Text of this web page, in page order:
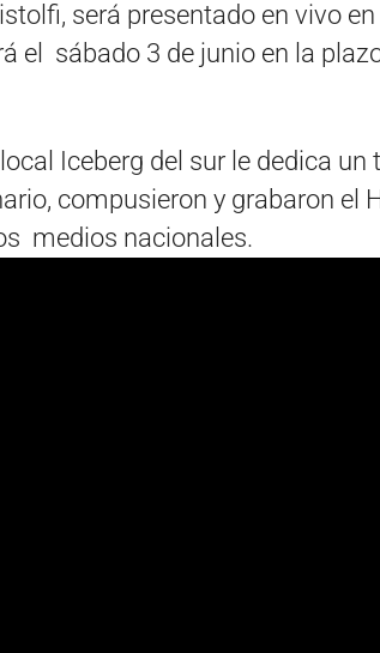
será presentado en vivo en
el sábado 3 de junio en la
Iceberg del sur le dedica un
compusieron y grabaron el
medios nacionales.